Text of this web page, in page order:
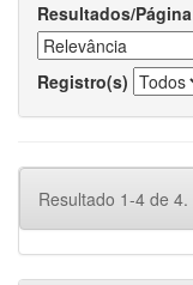
Resultados/Página
Registro(s)
Resultado 1-4 de 4.